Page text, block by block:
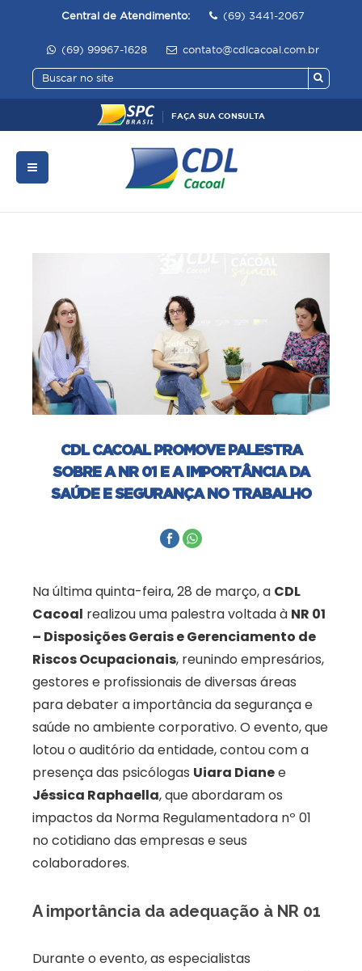
Central de Atendimento: (69) 3441-2067
(69) 99967-1628 contato@cdlcacoal.com.br
FAÇA SUA CONSULTA
CDL CACOAL PROMOVE PALESTRA
SOBRE A NR 01 E A IMPORTÂNCIA DA
SAÚDE E SEGURANÇA NO TRABALHO
Na última quinta-feira, 28 de março, a CDL
Cacoal realizou uma palestra voltada à NR 01
– Disposições Gerais e Gerenciamento de
Riscos Ocupacionais, reunindo empresários,
gestores e profissionais de diversas áreas
para debater a importância da segurança e
saúde no ambiente corporativo. O evento, que
lotou o auditório da entidade, contou com a
presença das psicólogas Uiara Dianee
Jéssica Raphaella, que abordaram os
impactos da Norma Regulamentadora nº 01
no cotidiano das empresas e seus
colaboradores.
A importância da adequação à NR 01
Durante o evento, as especialistas